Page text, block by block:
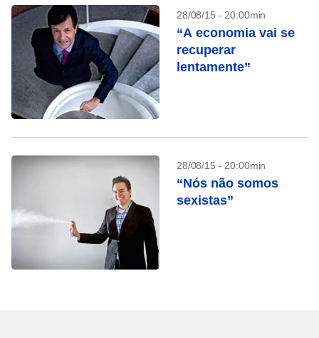
28/08/15 - 20:00min
“A economia vai se
recuperar
lentamente”
28/08/15 - 20:00min
“Nós não somos
sexistas”